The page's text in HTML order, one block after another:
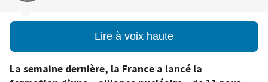
Lire à voix haute
La semaine dernière, la France a lancé la